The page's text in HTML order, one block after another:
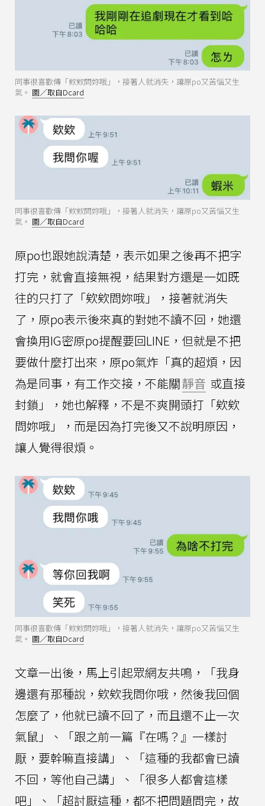
同事很喜歡傳「欸欸問妳哦」，接著人就消失，讓原po又苦惱又生
氣。 圖／取自Dcard
同事很喜歡傳「欸欸問妳哦」，接著人就消失，讓原po又苦惱又生
氣。 圖／取自Dcard
原po也跟她說清楚，表示如果之後再不把字
打完，就會直接無視，結果對方還是一如既
往的只打了「欸欸問妳哦」，接著就消失
了，原po表示後來真的對她不讀不回，她還
會換用IG密原po提醒要回LINE，但就是不把
要做什麼打出來，原po氣炸「真的超煩，因
為是同事，有工作交接，不能關靜音 或直接
封鎖」，她也解釋，不是不爽開頭打「欸欸
問妳哦」，而是因為打完後又不說明原因，
讓人覺得很煩。
同事很喜歡傳「欸欸問妳哦」，接著人就消失，讓原po又苦惱又生
氣。 圖／取自Dcard
文章一出後，馬上引起眾網友共鳴，「我身
邊還有那種說，欸欸我問你哦，然後我回個
怎麼了，他就已讀不回了，而且還不止一次
氣鼠」、「跟之前一篇『在嗎？』一樣討
厭，要幹嘛直接講」、「這種的我都會已讀
不回，等他自己講」、「很多人都會這樣
吧」、「超討厭這種，都不把問題問完，故